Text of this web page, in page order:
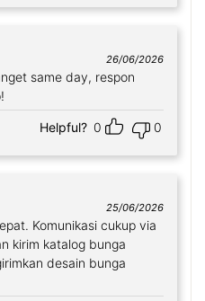
26/06/2026
same day, respon
Helpful? 0 0
25/06/2026
Komunikasi cukup via
kirim katalog bunga
desain bunga